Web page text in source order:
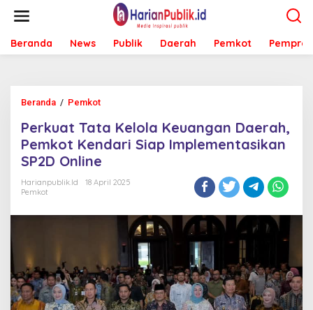
t
Beranda News Publik Daerah Pemkot Pemprov
Beranda / Pemkot
r
k
u
a
t
l
o
l
a
Perkuat Tata Kelola Keuangan Daerah,
Pemkot Kendari Siap Implementasikan
SP2D Online
Harianpublik.id
18 April 2025
Pemkot